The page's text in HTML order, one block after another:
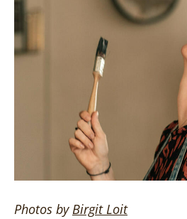
Photos byBirgitLoit